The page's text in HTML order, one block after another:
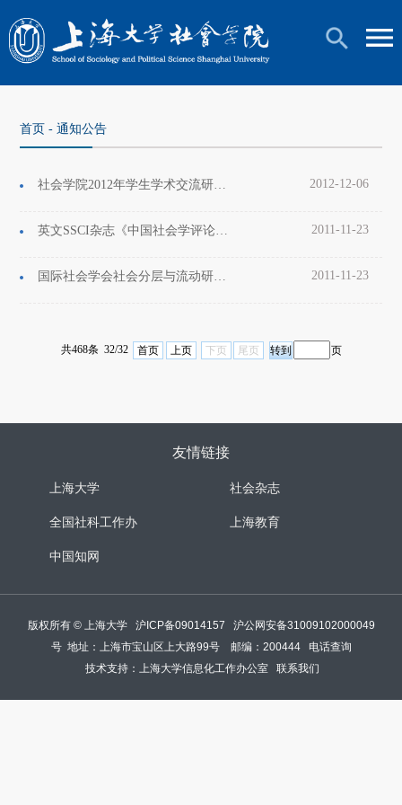
首页 -通知公告
社会学院2012年学生学术交流研讨会通知 2012-12-06
英文SSCI杂志《中国社会学评论》（Chinese Sociological Review）征文 2011-11-23
国际社会学会社会分层与流动研究委员会(ISA-RC28)2012年春季香港会议征文 2011-11-23
共468条 32/32 首页 上页 下页 尾页 页
友情链接
上海大学 社会杂志
全国社科工作办 上海教育
中国知网
版权所有 ©上海大学 沪ICP备09014157
沪公网安备31009102000049
号地址：上海市宝山区上大路99号 邮编：200444
电话查询
技术支持： 上海大学信息化工作办公室 联系我们